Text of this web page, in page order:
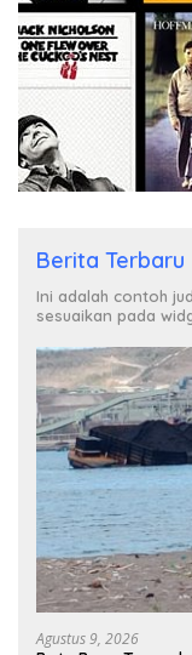
Berita Terbaru
Ini adalah contoh
sesuaikan pada
Agustus 9, 2026